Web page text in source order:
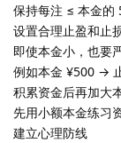
保持每注 ≤ 本金的
设置合理止盈和止
即使本金小，也要
例如本金 ¥500 →
积累资金后再加大
先用小额本金练习
建立心理防线